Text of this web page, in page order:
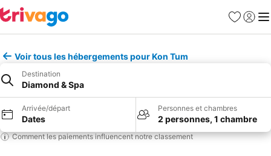
Favoris
Se
Voir tous les hébergements pour Kon Tum
Destination
Diamond & Spa
Arrivée/départ
Dates
Personnes et chambres
2 personnes, 1 chambre
Comment les paiements influencent notre classement